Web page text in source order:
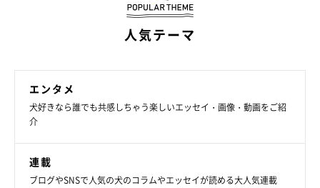
人気テーマ
エンタメ
犬好きなら誰でも共感しちゃう楽しいエッセイ・画像・動画をご紹
介
連載
ブログやSNSで人気の犬のコラムやエッセイが読める大人気連載